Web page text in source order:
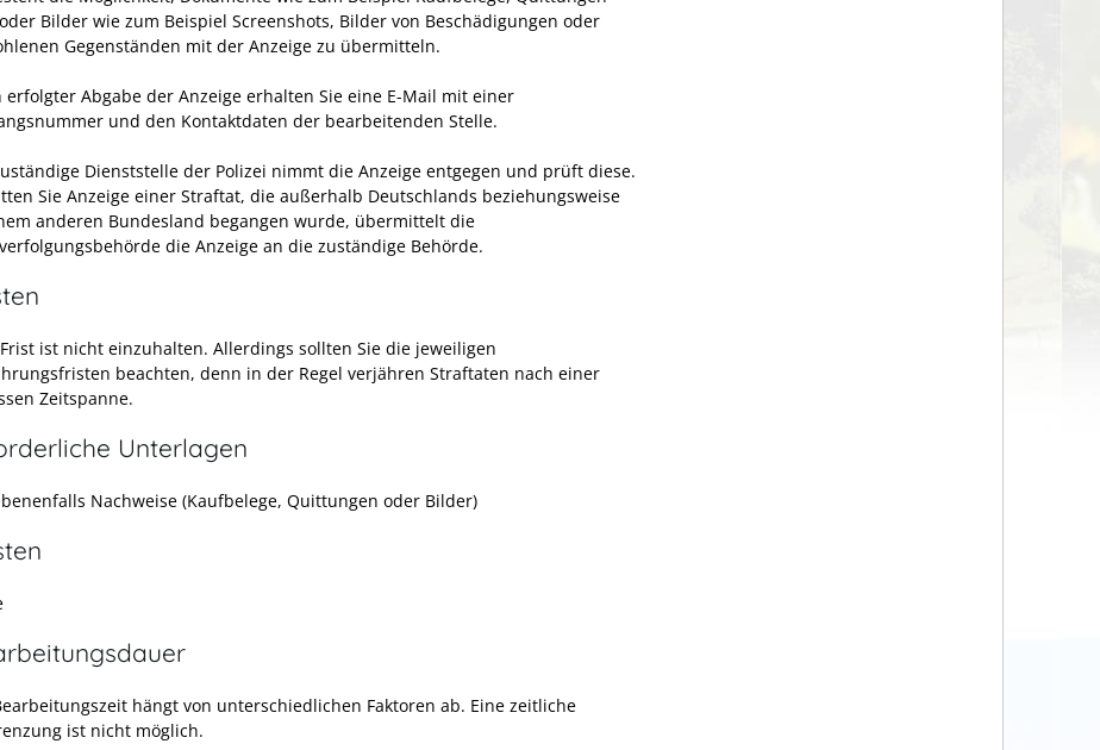
Bilder wie zum Beispiel Screenshots, Bilder von Beschädigungen oder
Gegenständen mit der Anzeige zu übermitteln.
erfolgter Abgabe der Anzeige erhalten Sie eine E-Mail mit einer
und den Kontaktdaten der bearbeitenden Stelle.
Dienststelle der Polizei nimmt die Anzeige entgegen und prüft diese.
Sie Anzeige einer Straftat, die außerhalb Deutschlands beziehungsweise
anderen Bundesland begangen wurde, übermittelt die
die Anzeige an die zuständige Behörde.
ist nicht einzuhalten. Allerdings sollten Sie die jeweiligen
beachten, denn in der Regel verjähren Straftaten nach einer
Zeitspanne.
Unterlagen
Nachweise (Kaufbelege, Quittungen oder Bilder)
hängt von unterschiedlichen Faktoren ab. Eine zeitliche
ist nicht möglich.